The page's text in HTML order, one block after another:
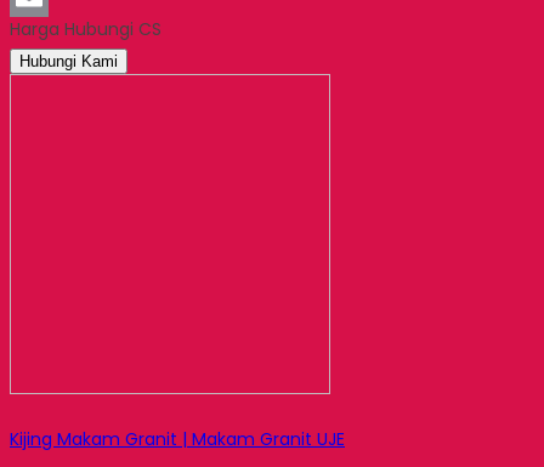
Email
Harga Hubungi CS
Hubungi Kami
Kijing Makam Granit | Makam Granit UJE